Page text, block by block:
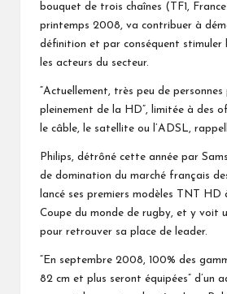
bouquet de trois chaînes (TF1,
printemps 2008, va contribuer à
définition et par conséquent stimuler
les acteurs du secteur.
“Actuellement, très peu de
pleinement de la HD”, limitée à des
le câble, le satellite ou l’ADSL,
Philips, détrôné cette année par
de domination du marché français
lancé ses premiers modèles TNT HD
Coupe du monde de rugby, et y voit
pour retrouver sa place de leader.
“En septembre 2008, 100% des
82 cm et plus seront équipées” d’un